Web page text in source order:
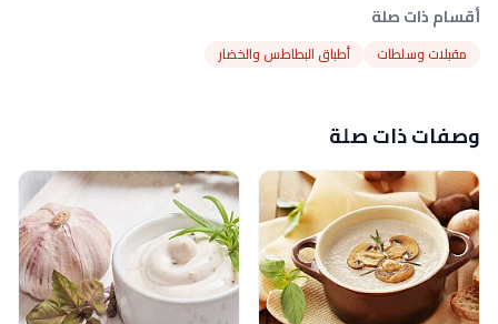
أقسام ذات صلة
مقبلات وسلطات أطباق البطاطس والخضار
وصفات ذات صلة